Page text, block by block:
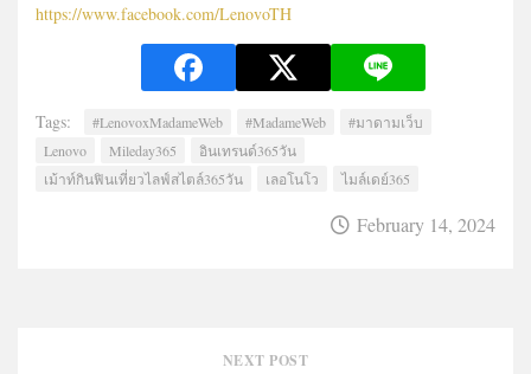
https://www.facebook.com/LenovoTH
Tags: #LenovoxMadameWeb #MadameWeb
#มาดามเว็บ
Lenovo
Mileday365
อินเทรนด์365วัน
เม้าท์กินฟินเที่ยวไลฟ์สไตล์365วัน
เลอโนโว ไมล์เดย์365
February 14, 2024
NEXT POST